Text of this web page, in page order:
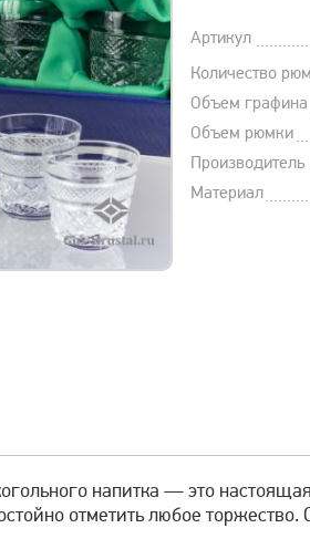
Артикул
Количество
Объем графина
Объем рюмки
Производитель
Материал
напитка — это
отметить любое